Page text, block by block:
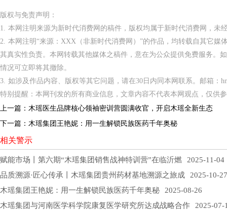
版权与免责声明：
1. 本网注明来源为新时代消费网的稿件，版权均属于新时代消费网，未
2. 本网注明“来源：XXX（非新时代消费网）”的作品，均转载自其它
其真实性负责。本网转载其他媒体之稿件，意在为公众提供免费服务。
情况可立即将其撤除。
3. 如涉及作品内容、版权等其它问题，请在30日内同本网联系。邮箱：
特别提醒：本网刊发的所有商业信息，文章内容不代表本网观点，仅供
上一篇： 木瑶医生品牌核心领袖密训营圆满收官，开启木瑶全新生态
下一篇： 木瑶集团王艳妮：用一生解锁民族医药千年奥秘
相关警示
赋能市场丨第六期“木瑶集团销售战神特训营”在临沂燃 2025-11-04
品质溯源·匠心传承丨木瑶集团贵州药材基地溯源之旅成 2025-10-27
木瑶集团王艳妮：用一生解锁民族医药千年奥秘 2025-08-26
木瑶集团与河南医学科学院康复医学研究所达成战略合作 2025-07-